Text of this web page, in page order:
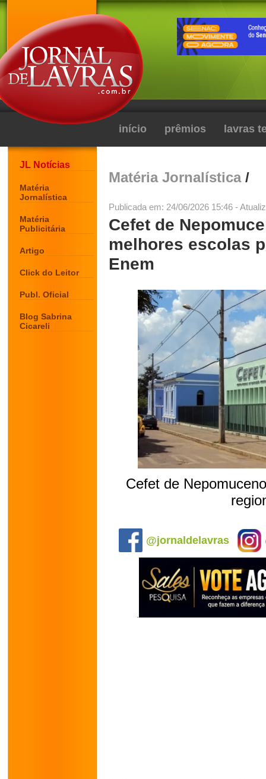
início prêmios lavras
JL Notícias
Matéria
Jornalística
Matéria
Publicitária
Artigo
Click do Leitor
Publ. Oficial
Blog Sabrina
Cicareli
Matéria Jornalística/
Publicada em: 24/06/2026 15:46 -
Cefet de
melhores escolas
Enem
Cefet de
@jornaldelavras